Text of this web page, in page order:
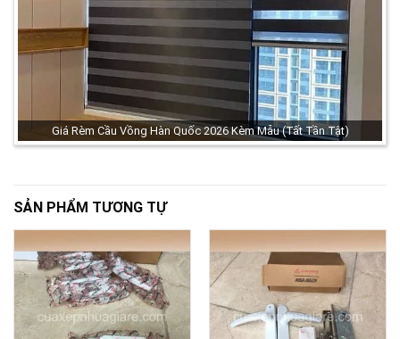
Giá Rèm Cầu Vồng Hàn Quốc 2026 Kèm Mẫu (Tất Tần Tật)
SẢN PHẨM TƯƠNG TỰ